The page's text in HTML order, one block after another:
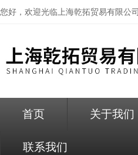
您好，欢迎光临上海乾拓贸易有限公司
首页 关于我们
联系我们